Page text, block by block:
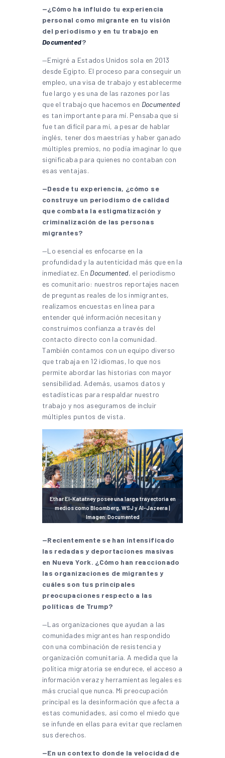
—¿Cómo ha influido tu experiencia
personal como migrante en tu visión
del periodismo y en tu trabajo en
Documented?
—Emigré a Estados Unidos sola en 2013
desde Egipto. El proceso para conseguir un
empleo, una visa de trabajo y establecerme
fue largo y es una de las razones por las
que el trabajo que hacemos en Documented
es tan importante para mí. Pensaba que si
fue tan difícil para mí, a pesar de hablar
inglés, tener dos maestrías y haber ganado
múltiples premios, no podía imaginar lo que
significaba para quienes no contaban con
esas ventajas.
—Desde tu experiencia, ¿cómo se
construye un periodismo de calidad
que combata la estigmatización y
criminalización de las personas
migrantes?
—Lo esencial es enfocarse en la
profundidad y la autenticidad más que en la
inmediatez. En Documented, el periodismo
es comunitario: nuestros reportajes nacen
de preguntas reales de los inmigrantes,
realizamos encuestas en línea para
entender qué información necesitan y
construimos confianza a través del
contacto directo con la comunidad.
También contamos con un equipo diverso
que trabaja en 12 idiomas, lo que nos
permite abordar las historias con mayor
sensibilidad. Además, usamos datos y
estadísticas para respaldar nuestro
trabajo y nos aseguramos de incluir
múltiples puntos de vista.
Ethar El-Katatney posee una larga trayectoria en
medios como Bloomberg, WSJ y Al-Jazeera |
Imagen: Documented
—Recientemente se han intensificado
las redadas y deportaciones masivas
en Nueva York. ¿Cómo han reaccionado
las organizaciones de migrantes y
cuáles son tus principales
preocupaciones respecto a las
políticas de Trump?
—Las organizaciones que ayudan a las
comunidades migrantes han respondido
con una combinación de resistencia y
organización comunitaria. A medida que la
política migratoria se endurece, el acceso a
información veraz y herramientas legales es
más crucial que nunca. Mi preocupación
principal es la desinformación que afecta a
estas comunidades, así como el miedo que
se infunde en ellas para evitar que reclamen
sus derechos.
—En un contexto donde la velocidad de